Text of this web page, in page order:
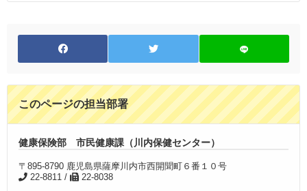
このページの担当部署
健康保険部 市民健康課（川内保健センター）
〒895-8790 鹿児島県薩摩川内市西開聞町６番１０号
22-8811 /
22-8038